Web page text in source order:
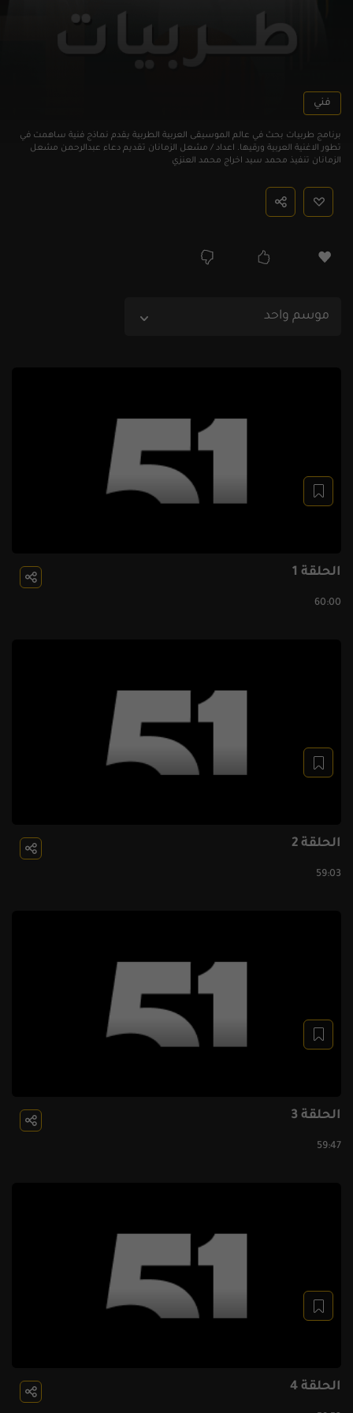
فني
برنامج طربيات بحث في عالم الموسيقى العربية الطربية يقدم نماذج فنية ساهمت في
تطور الاغنية العربية ورقيها. اعداد / مشعل الزمانان تقديم دعاء عبدالرحمن مشعل
الزمانان تنفيذ محمد سيد اخراج محمد العنزي
موسم واحد
الحلقة 1
60:00
الحلقة 2
59:03
الحلقة 3
59:47
الحلقة 4